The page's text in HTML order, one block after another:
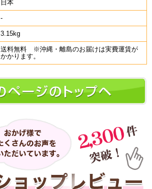
日本
-
3.15kg
送料無料 ※沖縄・離島のお届けは実費運賃が
かかります。